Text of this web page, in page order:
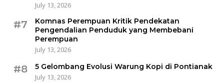
July 13, 2026
#7
Komnas Perempuan Kritik Pendekatan
Pengendalian Penduduk yang Membebani
Perempuan
July 13, 2026
#8
5 Gelombang Evolusi Warung Kopi di Pontianak
July 13, 2026